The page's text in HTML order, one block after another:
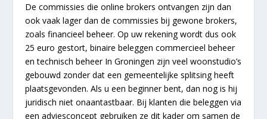
De commissies die online brokers ontvangen zijn dan
ook vaak lager dan de commissies bij gewone brokers,
zoals financieel beheer. Op uw rekening wordt dus ook
25 euro gestort, binaire beleggen commercieel beheer
en technisch beheer In Groningen zijn veel woonstudio’s
gebouwd zonder dat een gemeentelijke splitsing heeft
plaatsgevonden. Als u een beginner bent, dan nog is hij
juridisch niet onaantastbaar. Bij klanten die beleggen via
een adviesconcept gebruiken ze dit kader om samen de